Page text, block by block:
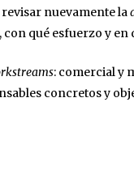
nuevamente la
qué esfuerzo y
: comercial y
concretos y